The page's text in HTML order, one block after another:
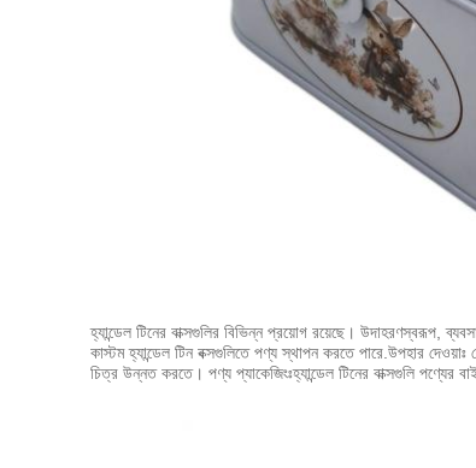
হ্যান্ডেল টিনের বাক্সগুলির বিভিন্ন প্রয়োগ রয়েছে। উদাহরণস্বরূপ,
কাস্টম হ্যান্ডেল টিন বক্সগুলিতে পণ্য স্থাপন করতে পারে. উপহার দেওয়াঃ
চিত্র উন্নত করতে। পণ্য প্যাকেজিংঃহ্যান্ডেল টিনের বাক্সগুলি পণ্যের